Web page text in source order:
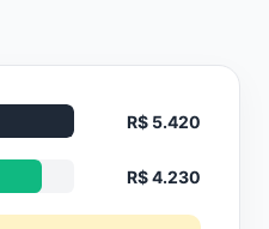
R$ 5.420
R$ 4.230